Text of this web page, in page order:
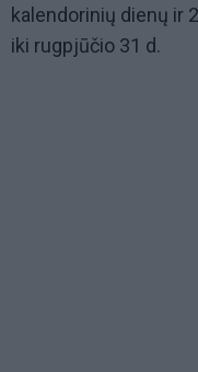
kalendorinių dienų ir
iki rugpjūčio 31 d.